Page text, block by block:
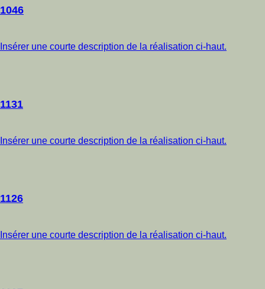
1046
Insérer une courte description de la réalisation ci-haut.
1131
Insérer une courte description de la réalisation ci-haut.
1126
Insérer une courte description de la réalisation ci-haut.